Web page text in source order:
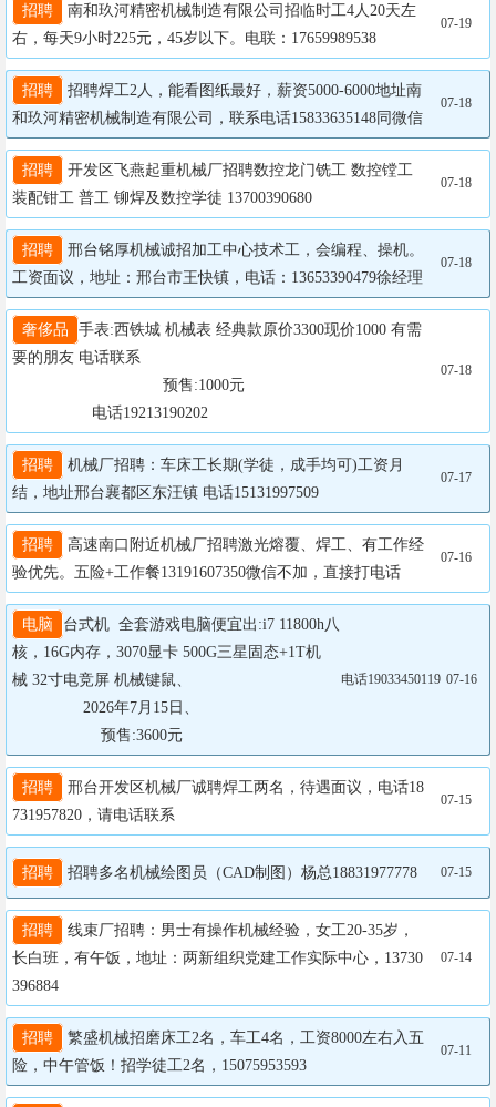
招聘
南和玖河精密机械制造有限公司招临时工4人20天左
右，每天9小时225元，45岁以下。电联：17659989538
07-19
招聘
招聘焊工2人，能看图纸最好，薪资5000-6000地址南
和玖河精密机械制造有限公司，联系电话15833635148同微信
07-18
招聘
开发区飞燕起重机械厂招聘数控龙门铣工 数控镗工
装配钳工 普工 铆焊及数控学徒 13700390680
07-18
招聘
邢台铭厚机械诚招加工中心技术工，会编程、操机。
工资面议，地址：邢台市王快镇，电话：13653390479徐经理
07-18
奢侈品
手表:西铁城 机械表 经典款原价3300现价1000 有需
要的朋友 电话联系
                  电话19213190202
07-18
招聘
机械厂招聘：车床工长期(学徒，成手均可)工资月
结，地址邢台襄都区东汪镇 电话15131997509
07-17
招聘
高速南口附近机械厂招聘激光熔覆、焊工、有工作经
验优先。五险+工作餐13191607350微信不加，直接打电话
07-16
电脑
台式机  全套游戏电脑便宜出:i7 11800h八
核，16G内存，3070显卡 500G三星固态+1T机
械 32寸电竞屏 机械键鼠、
                    预售:3600元
电话19033450119 07-16
招聘
邢台开发区机械厂诚聘焊工两名，待遇面议，电话18
731957820，请电话联系
07-15
招聘 招聘多名机械绘图员（CAD制图）杨总18831977778 07-15
招聘
线束厂招聘：男士有操作机械经验，女工20-35岁，
长白班，有午饭，地址：两新组织党建工作实际中心，13730
396884
07-14
招聘
繁盛机械招磨床工2名，车工4名，工资8000左右入五
险，中午管饭！招学徒工2名，15075953593
07-11